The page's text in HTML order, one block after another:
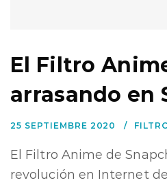
El Filtro
arrasando en
25 SEPTIEMBRE 2020
El Filtro Anime de
revolución en Internet